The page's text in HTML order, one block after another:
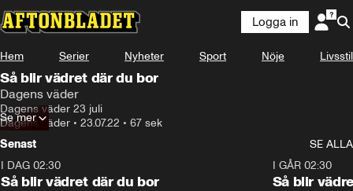
Logga in
Hem Serier Nyheter Sport Nöje Livsstil
Så blir vädret där du bor
Dagens väder
Dagens väder 23 juli
Dagens väder • 23.07.22 • 67 sek
Se mer
Senast
SE ALLA
I DAG 02:30
Så blir vädret där du bor
I GÅR 02:30
Så blir